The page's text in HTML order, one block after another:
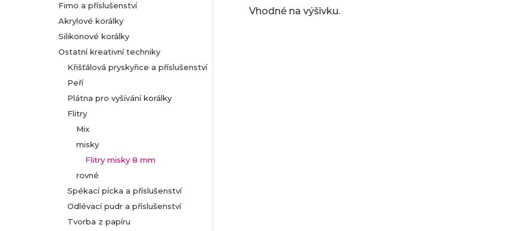
Fimo a příslušenství
Akrylové korálky
Silikonové korálky
Ostatní kreativní techniky
Křišťálová pryskyřice a příslušenství
Peří
Plátna pro vyšívání korálky
Flitry
Mix
misky
Flitry misky 8 mm
rovné
Spékací pícka a příslušenství
Odlévací pudr a příslušenství
Tvorba z papíru
Vhodné na výšivku.